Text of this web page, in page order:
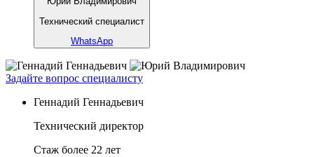
Технический специалист
WhatsApp
Задайте вопрос специалисту
Геннадий Геннадьевич
Технический директор
Стаж более 22 лет